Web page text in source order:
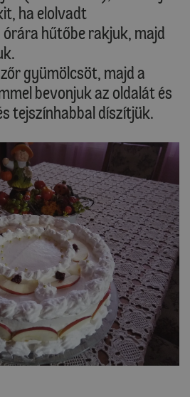
ha elolvadt
hűtőbe rakjuk, majd
gyümölcsöt, majd a
bevonjuk az oldalát és
tejszínhabbal díszítjük.